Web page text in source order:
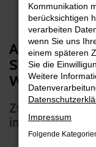
Alte Liebe
SL W107
Werkstatt
Zwei Mercedes
in unserer
Kommunikation
berücksichtigen
verarbeiten
wenn Sie uns
einem späteren
Sie die
Weitere
Impressum
Folgende